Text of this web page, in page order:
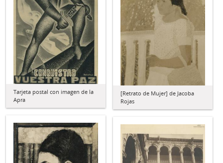
Tarjeta postal con imagen de la
Apra
[Retrato de Mujer] de Jacoba
Rojas